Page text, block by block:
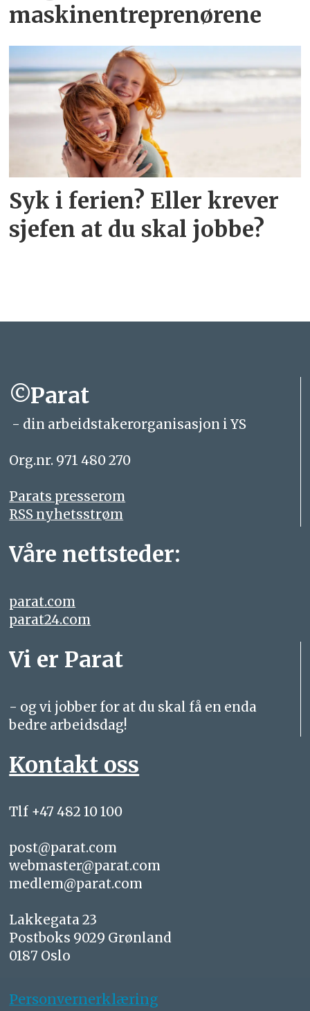
maskinentreprenørene
Syk i ferien? Eller krever
sjefen at du skal jobbe?
©Parat
- din arbeidstakerorganisasjon i YS
Org.nr. 971 480 270
Parats presserom
RSS nyhetsstrøm
Våre nettsteder:
parat.com
parat24.com
Vi er Parat
- og vi jobber for at du skal få en enda
bedre arbeidsdag!
Kontakt oss
Tlf +47 482 10 100
post@parat.com
webmaster@parat.com
medlem@parat.com
Lakkegata 23
Postboks 9029 Grønland
0187 Oslo
Personvernerklæring